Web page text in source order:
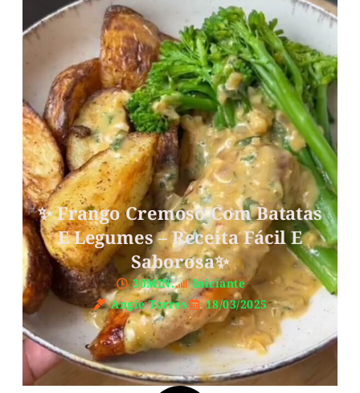
✨ Frango Cremoso Com Batatas
E Legumes – Receita Fácil E
Saborosa✨
30MIN.
Iniciante
Angie Torres
18/03/2025